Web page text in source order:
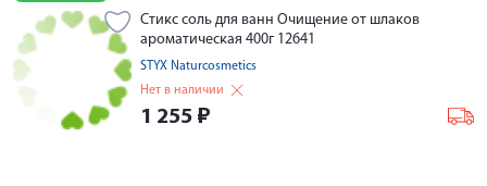
Стикс соль для ванн Очищение от шлаков
ароматическая 400г 12641
STYX Naturcosmetics
Нет в наличии
1 255 ₽